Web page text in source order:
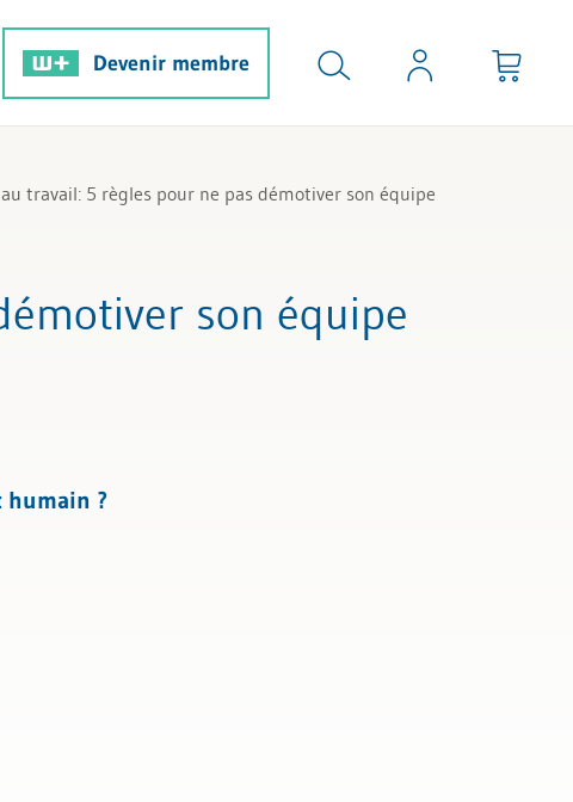
Devenir membre
travail: 5 règles pour ne pas démotiver son équipe
son équipe
humain ?